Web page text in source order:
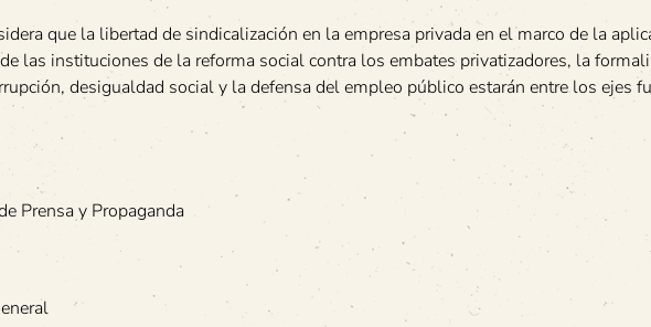
que la libertad de sindicalización en la empresa privada en el marco de la
las instituciones de la reforma social contra los embates privatizadores, la
desigualdad social y la defensa del empleo público estarán entre los ejes
Prensa y Propaganda